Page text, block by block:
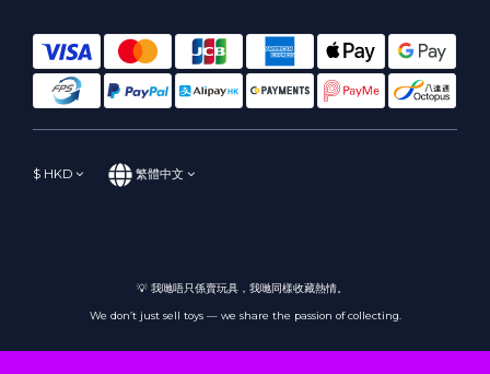
$ HKD 繁體中文
💡 我哋唔只係賣玩具，我哋同樣收藏熱情。
We don’t just sell toys — we share the passion of collecting.